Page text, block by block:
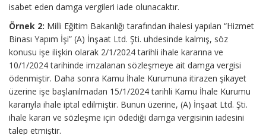
isabet eden damga vergileri iade olunacaktır.
Örnek 2: Milli Eğitim Bakanlığı tarafından ihalesi yapılan “Hizmet
Binası Yapım İşi” (A) İnşaat Ltd. Şti. uhdesinde kalmış, söz
konusu işe ilişkin olarak 2/1/2024 tarihli ihale kararına ve
10/1/2024 tarihinde imzalanan sözleşmeye ait damga vergisi
ödenmiştir. Daha sonra Kamu İhale Kurumuna itirazen şikayet
üzerine işe başlanılmadan 15/1/2024 tarihli Kamu İhale Kurumu
kararıyla ihale iptal edilmiştir. Bunun üzerine, (A) İnşaat Ltd. Şti.
ihale kararı ve sözleşme için ödediği damga vergisinin iadesini
talep etmiştir.